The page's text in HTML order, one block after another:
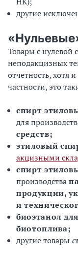
другие
Товары с нулевой
неподакцизных
отчетность, хотя
частности, это
спирт
для
средств;
этиловый
акцизными
спирт
производства
продукции,
и
биоэтанол
биотоплива;
другие товары